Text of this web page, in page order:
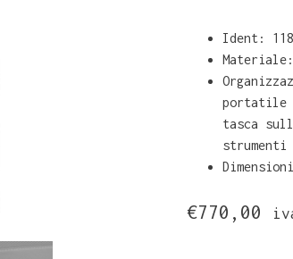
Ident:
portatile
tasca
€770,00